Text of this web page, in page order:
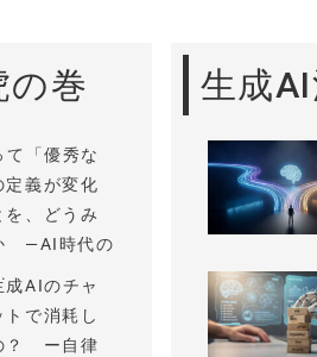
の巻
「優秀な
定義が変化
を、どうみ
—AI時代の
成AIのチャ
トで消耗し
？ ー自律
生成